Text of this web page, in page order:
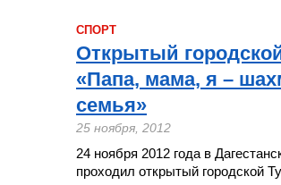
СПОРТ
Открытый
«Папа, мама, я –
семья»
25 ноября, 2012
24 ноября 2012 года в
проходил открытый городской